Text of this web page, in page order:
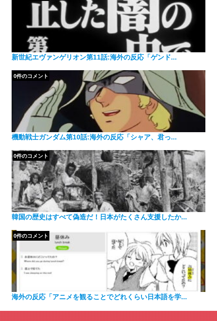
新世紀エヴァンゲリオン第11話:海外の反応「ゲンド...
機動戦士ガンダム第10話:海外の反応「シャア、君っ...
0件のコメント
韓国の歴史はすべて偽造だ！日本がたくさん支援したか...
0件のコメント
海外の反応「アニメを観ることでどれくらい日本語を学...
0件のコメント